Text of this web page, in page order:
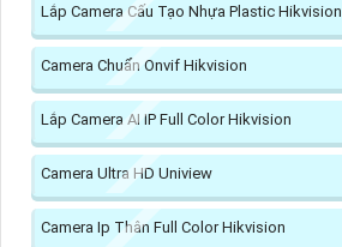
Lắp Camera Cấu Tạo Nhựa Plastic Hikvision
Camera Chuẩn Onvif Hikvision
Lắp Camera AI IP Full Color Hikvision
Camera Ultra HD Uniview
Camera Ip Thân Full Color Hikvision